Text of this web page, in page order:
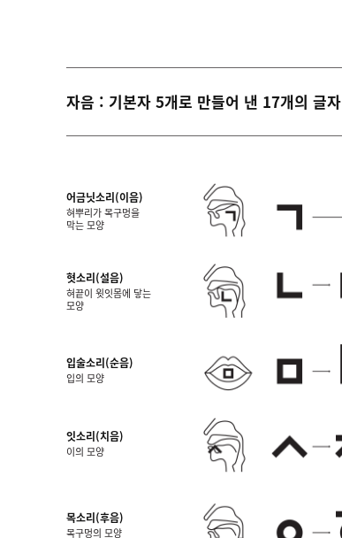
자음 : 기본자 5개로 만들어 낸 17개의 글자
어금닛소리(이음)
혀뿌리가 목구멍을
막는 모양
혓소리(설음)
혀끝이 윗잇몸에 닿는
모양
입술소리(순음)
입의 모양
잇소리(치음)
이의 모양
목소리(후음)
목구멍의 모양